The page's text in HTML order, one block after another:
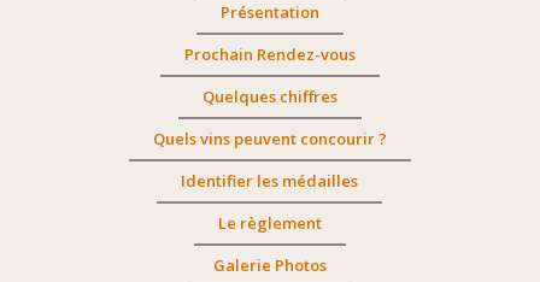
Présentation
Prochain Rendez-vous
Quelques chiffres
Quels vins peuvent concourir ?
Identifier les médailles
Le règlement
Galerie Photos